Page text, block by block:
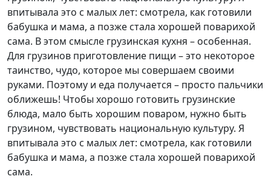
впитывала это с малых лет: смотрела, как готовили
бабушка и мама, а позже стала хорошей поварихой
сама. В этом смысле грузинская кухня – особенная.
Для грузинов приготовление пищи – это некоторое
таинство, чудо, которое мы совершаем своими
руками. Поэтому и еда получается – просто пальчики
оближешь! Чтобы хорошо готовить грузинские
блюда, мало быть хорошим поваром, нужно быть
грузином, чувствовать национальную культуру. Я
впитывала это с малых лет: смотрела, как готовили
бабушка и мама, а позже стала хорошей поварихой
сама.